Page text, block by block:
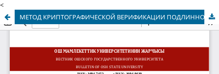
<
МЕТОД КРИПТОГРАФИЧЕСКОЙ ВЕРИФИКАЦИИ ПОДЛИННОСТИ ЭЛЕКТРОННЫХ ДОКУМЕНТОВ ЗА ПРЕДЕЛАМИ СИСТЕМЫ ДОКУМЕНТООБОРОТА С ИСПОЛЬЗОВАНИЕМ ДИНАМИЧЕСКИХ QR-КОДОВ